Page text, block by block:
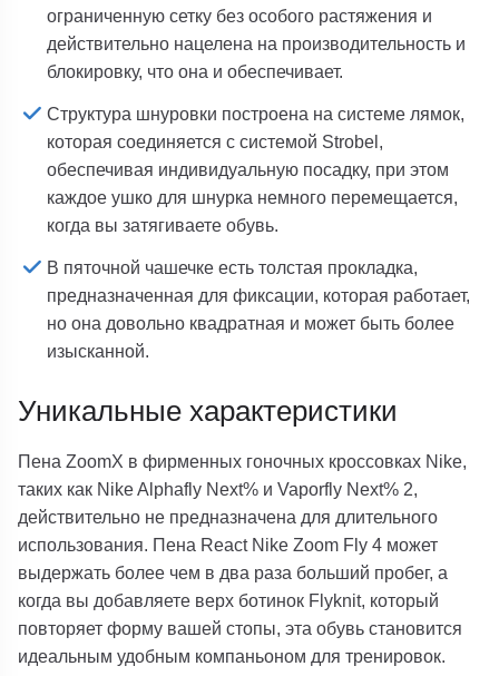
ограниченную сетку без особого растяжения и
действительно нацелена на производительность и
блокировку, что она и обеспечивает.
Структура шнуровки построена на системе лямок,
которая соединяется с системой Strobel,
обеспечивая индивидуальную посадку, при этом
каждое ушко для шнурка немного перемещается,
когда вы затягиваете обувь.
В пяточной чашечке есть толстая прокладка,
предназначенная для фиксации, которая работает,
но она довольно квадратная и может быть более
изысканной.
Уникальные характеристики
Пена ZoomX в фирменных гоночных кроссовках Nike,
таких как Nike Alphafly Next% и Vaporfly Next% 2,
действительно не предназначена для длительного
использования. Пена React Nike Zoom Fly 4 может
выдержать более чем в два раза больший пробег, а
когда вы добавляете верх ботинок Flyknit, который
повторяет форму вашей стопы, эта обувь становится
идеальным удобным компаньоном для тренировок.